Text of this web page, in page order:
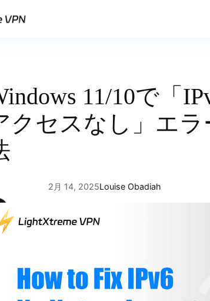
11/10で「
クセスなし」エ
2月 14, 2025Louise Obadiah